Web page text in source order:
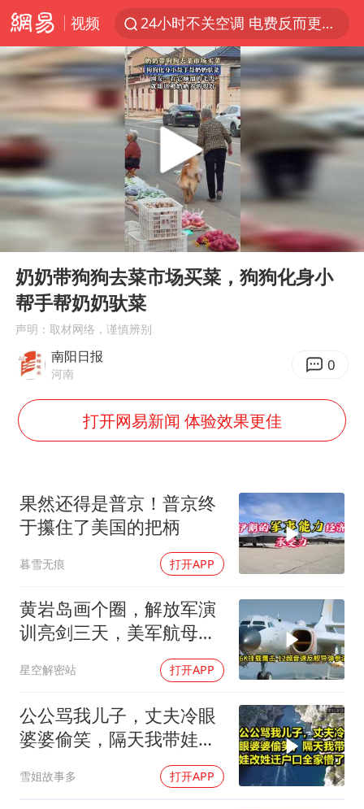
视频
24小时不关空调 电费反而更低？
41岁女子为鼓励女儿考上985研究生
美国退回1000亿美元关税
维持强台风级！白海豚直奔华东沿海
“事业单位招聘不是人情买卖”
河南试行周五下午弹性离岗
山东财大教授刘海明逝世 终年38岁
银行午休1.5小时 留个窗口行不行
早田希娜挺进横滨女单16强
要给全体职工“应休尽休”的底气
如何把百年大党建设得更加坚强有力
80后女柜员逆袭成4200亿银行副行长
小伙靠AI减肥 45天瘦40斤进了ICU
总书记关心百姓身边这些民生大事
Play
00:11
奶奶带狗狗去菜市场买菜，狗狗化身小
帮手帮奶奶驮菜
声明：取材网络，谨慎辨别
南阳日报
河南 0
打开网易新闻 体验效果更佳
果然还得是普京！普京终
于攥住了美国的把柄
暮雪无痕 打开APP
黄岩岛画个圈，解放军演
训亮剑三天，美军航母从
星空解密站 打开APP
公公骂我儿子，丈夫冷眼
婆婆偷笑，隔天我带娃改
姓迁户口全家懵了！
雪姐故事多 打开APP